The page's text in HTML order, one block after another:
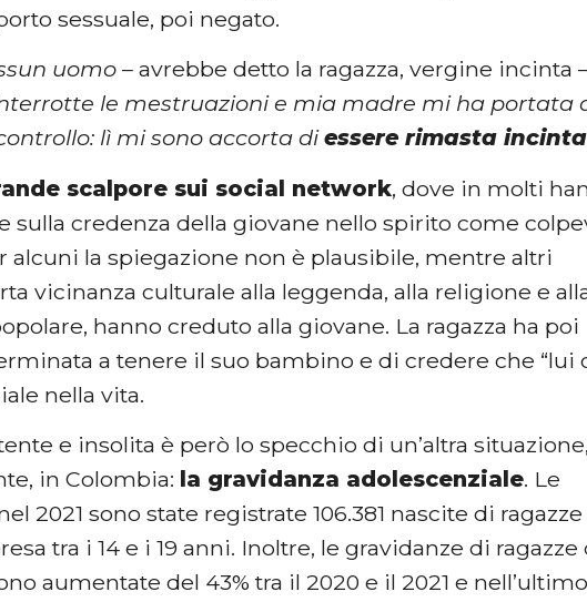
sessuale, poi negato.
uomo – avrebbe detto la ragazza, vergine incinta
le mestruazioni e mia madre mi ha portata
lì mi sono accorta diessere rimasta incinta
scalpore sui social network, dove in molti
sulla credenza della giovane nello spirito come
alcuni la spiegazione non è plausibile, mentre altri
vicinanza culturale alla leggenda, alla religione e
hanno creduto alla giovane. La ragazza ha poi
a tenere il suo bambino e di credere che “lui
nella vita.
e insolita è però lo specchio di un’altra situazione,
in Colombia: la gravidanza adolescenziale. Le
2021 sono state registrate 106.381 nascite di ragazze
tra i 14 e i 19 anni. Inoltre, le gravidanze di ragazze
aumentate del 43% tra il 2020 e il 2021 e nell’ultimo